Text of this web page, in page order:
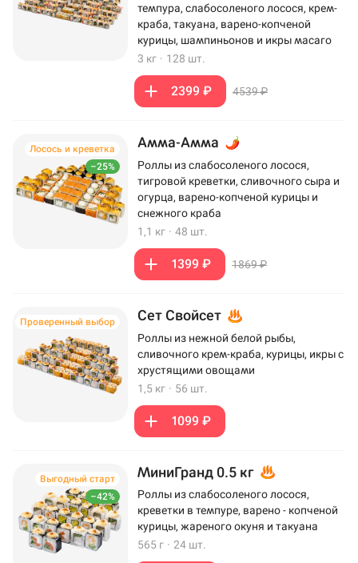
темпура, слабосоленого лосося, крем-
краба, такуана, варено-копченой
курицы, шампиньонов и икры масаго
3 кг · 128 шт.
2399 ₽ 4539 ₽
–25%
Лосось и креветка Амма-Амма
Роллы из слабосоленого лосося,
тигровой креветки, сливочного сыра и
огурца, варено-копченой курицы и
снежного краба
1,1 кг · 48 шт.
1399 ₽ 1869 ₽
Проверенный выбор Сет Свойсет
Роллы из нежной белой рыбы,
сливочного крем-краба, курицы, икры с
хрустящими овощами
1,5 кг · 56 шт.
1099 ₽
–42%
Выгодный старт МиниГранд 0.5 кг
Роллы из слабосоленого лосося,
креветки в темпуре, варено - копченой
курицы, жареного окуня и такуана
565 г · 24 шт.